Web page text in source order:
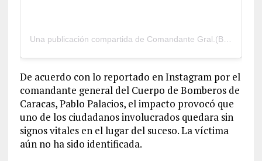
Una publicación compartida de Comandante Gral.(B) Pablo Antonio Palacios Salazar (@cpablopalacios)
De acuerdo con lo reportado en Instagram por el
comandante general del Cuerpo de Bomberos de
Caracas, Pablo Palacios, el impacto provocó que
uno de los ciudadanos involucrados quedara sin
signos vitales en el lugar del suceso. La víctima
aún no ha sido identificada.